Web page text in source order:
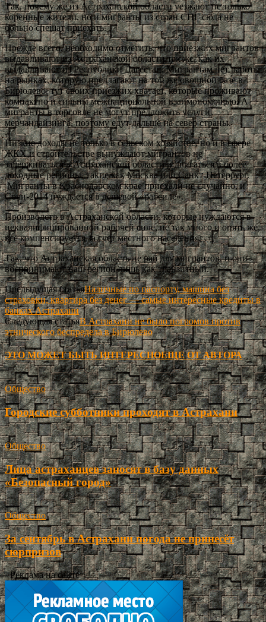
Так, почему же из Астраханской области уезжают не только
коренные жители, но и мигранты из стран СНГ сюда не
больно спешат приехать.
Прежде всего, необходимо отметить, что приезжих мигрантов
выдавливают из Астраханской области так же, как их
выдавливают из Республики Дагестан. Мигрантам нет работы
на рынках, которую предлагают на той же овощной базе в
Бирюлево, тут своих приезжих хватает, которые проживают
компактно и сильны межнациональной взаимопомощью. А
мигранты в торговле не могут предложить услуги
мерчандайзинга, поэтому едут дальше на север страны.
Низкие доходы не только в сельском хозяйстве, но и в сфере
ЖКХ и строительстве вынуждают мигрантов не
задерживаться в Астраханской области и двигаться в более
доходные регионы, такие как Москва или Санкт-Петербург.
Мигранты в Краснодарском крае приехали не случайно, и
Сочи-2014 нуждается в дешевой «рабсиле».
Производств в Астраханской области, которые нуждаются в
неквалифицированной рабочей силе, не так много и опять же,
всё компенсируется за счет местного населения.
Так, что Астраханская область не рай для мигрантов, и они
воспринимают наш регион лишь как транзитный.
Предыдущая статьяНаличные по паспорту, машина без
страховки, квартира без денег — самые интересные кредиты в
банках Астрахани
Следующая статьяВ Астрахани не было погромов против
этнического беспредела в Бирюлево
ЭТО МОЖЕТ БЫТЬ ИНТЕРЕСНОЕЩЕ ОТ АВТОРА
Общество
Городские субботники проходят в Астрахани
Общество
Лица астраханцев заносят в базу данных
«Безопасный город»
Общество
За сентябрь в Астрахани погода не принесёт
сюрпризов
- Реклама на сайте -